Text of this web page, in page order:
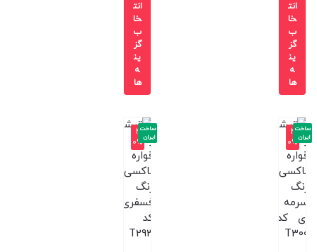
انت
خا
ب
گز
ین
ه
ها
انت
خا
ب
گز
ین
ه
ها
-4
0%
ساخت
ایران
-4
0%
ساخت
ایران